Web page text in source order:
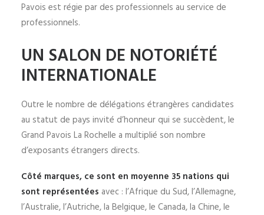
Pavois est régie par des professionnels au service de
professionnels.
UN SALON DE NOTORIÉTÉ
INTERNATIONALE
Outre le nombre de délégations étrangères candidates
au statut de pays invité d’honneur qui se succèdent, le
Grand Pavois La Rochelle a multiplié son nombre
d’exposants étrangers directs.
Côté marques, ce sont en moyenne 35 nations qui
sont représentées avec : l’Afrique du Sud, l’Allemagne,
l’Australie, l’Autriche, la Belgique, le Canada, la Chine, le